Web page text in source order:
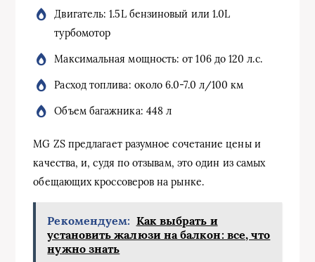
Двигатель: 1.5L бензиновый или 1.0L
турбомотор
Максимальная мощность: от 106 до 120 л.с.
Расход топлива: около 6.0-7.0 л/100 км
Объем багажника: 448 л
MG ZS предлагает разумное сочетание цены и
качества, и, судя по отзывам, это один из самых
обещающих кроссоверов на рынке.
Рекомендуем: Как выбрать и
установить жалюзи на балкон: все, что
нужно знать